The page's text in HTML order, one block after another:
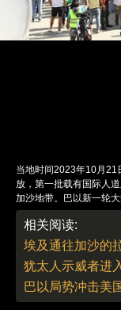
当地时间2023年10月21
放，第一批载有国际人
加沙地带。巴以新一轮
加沙地带，20辆运送人
合国官员说，相比加沙
续。图：IC photo
责任编辑：刘青、董德 |
相关阅读:
埃及通往加沙的
巴以局势冲击美